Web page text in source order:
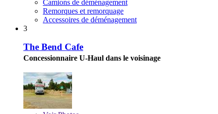
Camions de déménagement
Remorques et remorquage
Accessoires de déménagement
3
The Bend Cafe
Concessionnaire U-Haul dans le voisinage